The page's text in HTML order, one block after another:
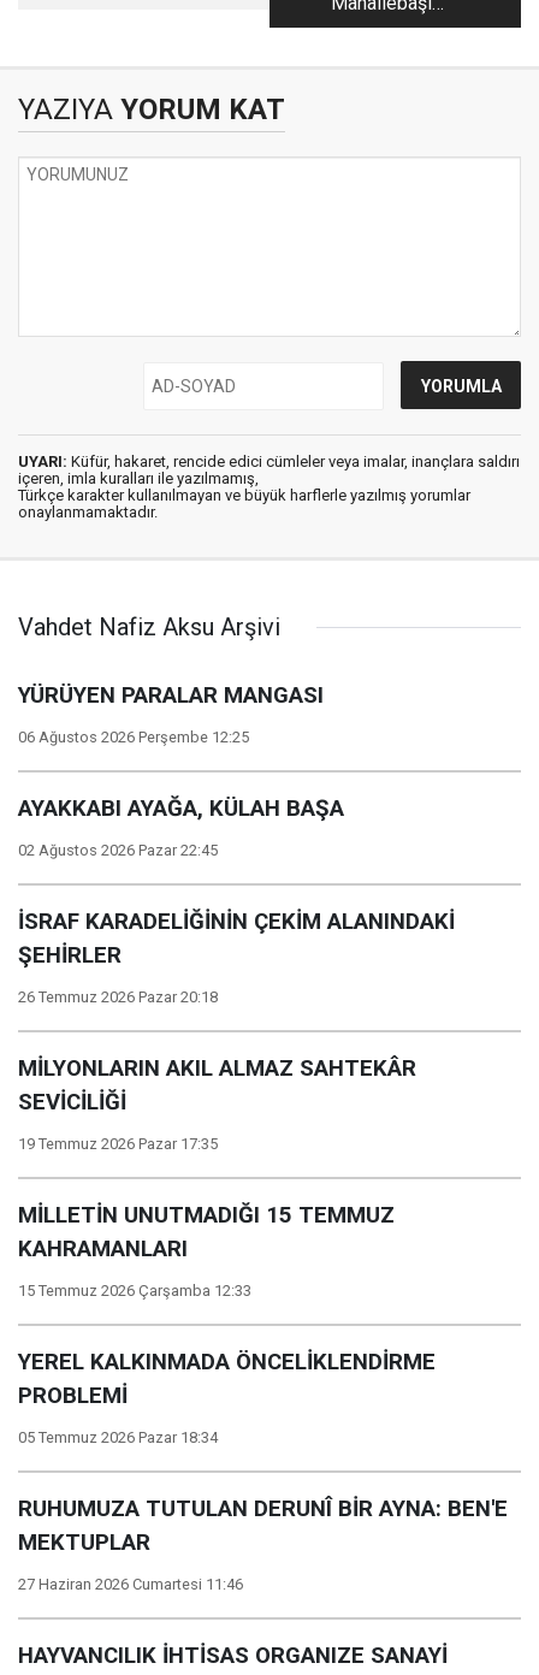
Pazarında her dil
YAZIYA YORUM KAT
UYARI: Küfür, hakaret, rencide edici cümleler veya imalar, inançlara saldırı
içeren, imla kuralları ile yazılmamış,
Türkçe karakter kullanılmayan ve büyük harflerle yazılmış yorumlar
onaylanmamaktadır.
Vahdet Nafiz Aksu Arşivi
YÜRÜYEN PARALAR MANGASI
06 Ağustos 2026 Perşembe 12:25
AYAKKABI AYAĞA, KÜLAH BAŞA
02 Ağustos 2026 Pazar 22:45
İSRAF KARADELİĞİNİN ÇEKİM ALANINDAKİ
ŞEHİRLER
26 Temmuz 2026 Pazar 20:18
MİLYONLARIN AKIL ALMAZ SAHTEKÂR
SEVİCİLİĞİ
19 Temmuz 2026 Pazar 17:35
MİLLETİN UNUTMADIĞI 15 TEMMUZ
KAHRAMANLARI
15 Temmuz 2026 Çarşamba 12:33
YEREL KALKINMADA ÖNCELİKLENDİRME
PROBLEMİ
05 Temmuz 2026 Pazar 18:34
RUHUMUZA TUTULAN DERUNÎ BİR AYNA: BEN'E
MEKTUPLAR
27 Haziran 2026 Cumartesi 11:46
HAYVANCILIK İHTİSAS ORGANIZE SANAYİ